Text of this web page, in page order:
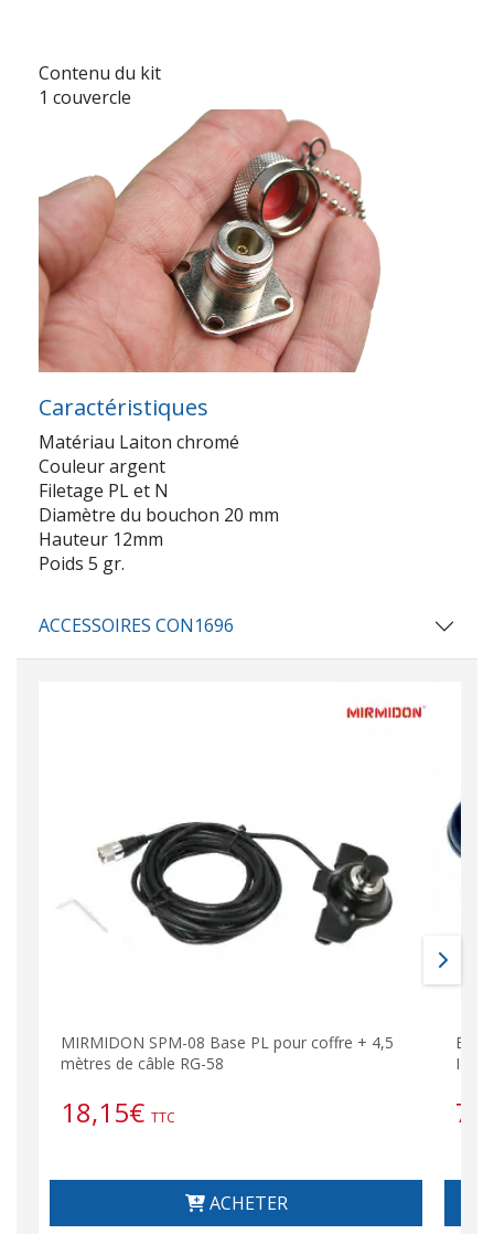
Contenu du kit
1 couvercle
Caractéristiques
Matériau Laiton chromé
Couleur argent
Filetage PL et N
Diamètre du bouchon 20 mm
Hauteur 12mm
Poids 5 gr.
ACCESSOIRES CON1696
MIRMIDON SPM-08 Base PL pour coffre + 4,5
mètres de câble RG-58
18,15€ TTC
ACHETER
BM-